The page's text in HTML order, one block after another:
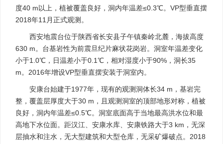
度40 m以上，植被覆盖良好，洞内年温差≤0.3℃。VP型垂直摆
2018年11月正式观测。
西安地震台位于陕西省长安县子午镇秦岭北麓，海拔高度
630 m。台基岩性为前震旦纪片麻状花岗岩。洞室年温差变化
小于1.0℃，日温差小于0.1℃，相对湿度小于90%，洞长35
m。2016年增设VP型垂直摆安装于洞室内。
安康台始建于1977年，现有的观测洞体长34 m，基岩完
整，覆盖层厚度大于30 m，且观测洞室的顶部地形对称，植被
良好，洞内年温差≤0.5℃。洞室底面高于当地最高洪水位和最
高地下水位面。距汉江、安康水库、安康铁路大于3 km，无深
层抽水和注水，无大型建筑和大型仓库，无采矿爆破点。2018